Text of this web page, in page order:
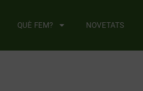
QUÈ FEM? NOVETATS